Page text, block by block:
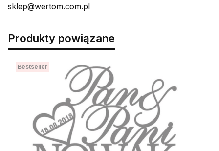
sklep@wertom.com.pl
Produkty powiązane
Bestseller